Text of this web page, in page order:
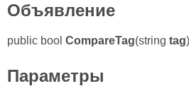
Объявление
public bool CompareTag(string tag
Параметры